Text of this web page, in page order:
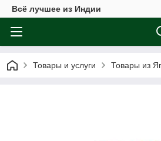
Всё лучшее из Индии
Товары и услуги Товары из